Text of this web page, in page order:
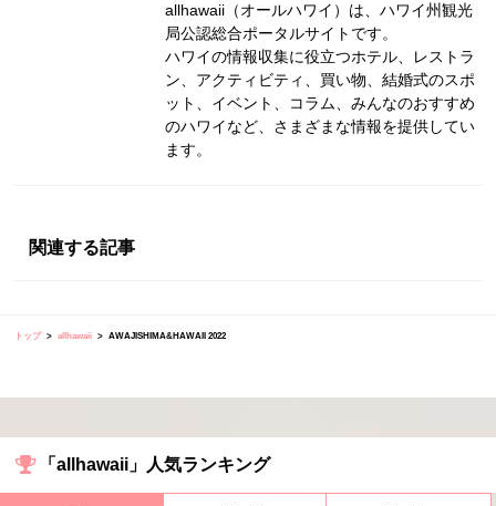
allhawaii（オールハワイ）は、ハワイ州観光
局公認総合ポータルサイトです。
ハワイの情報収集に役立つホテル、レストラ
ン、アクティビティ、買い物、結婚式のスポ
ット、イベント、コラム、みんなのおすすめ
のハワイなど、さまざまな情報を提供してい
ます。
関連する記事
トップ allhawaii AWAJISHIMA&HAWAII 2022
「allhawaii」人気ランキング